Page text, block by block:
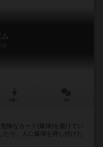
険なカード(爆弾)を避けてい
たり、人に爆弾を押し付けた